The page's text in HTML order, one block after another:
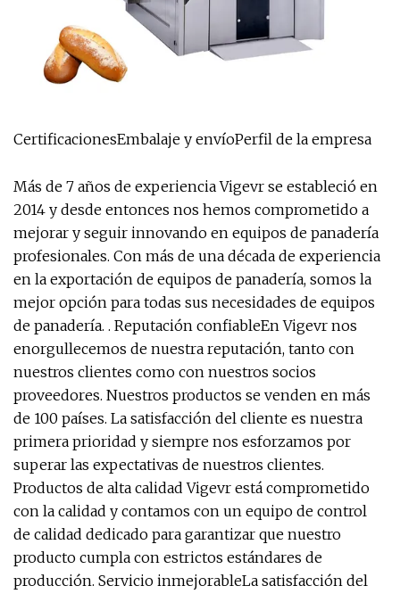
CertificacionesEmbalaje y envíoPerfil de la empresa
Más de 7 años de experiencia Vigevr se estableció en
2014 y desde entonces nos hemos comprometido a
mejorar y seguir innovando en equipos de panadería
profesionales. Con más de una década de experiencia
en la exportación de equipos de panadería, somos la
mejor opción para todas sus necesidades de equipos
de panadería. . Reputación confiableEn Vigevr nos
enorgullecemos de nuestra reputación, tanto con
nuestros clientes como con nuestros socios
proveedores. Nuestros productos se venden en más
de 100 países. La satisfacción del cliente es nuestra
primera prioridad y siempre nos esforzamos por
superar las expectativas de nuestros clientes.
Productos de alta calidad Vigevr está comprometido
con la calidad y contamos con un equipo de control
de calidad dedicado para garantizar que nuestro
producto cumpla con estrictos estándares de
producción. Servicio inmejorableLa satisfacción del